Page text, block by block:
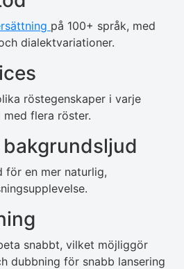
på 100+ språk, med
dialektvariationer.
röstegenskaper i varje
flera röster.
för en mer naturlig,
snabbt, vilket möjliggör
dubbning för snabb lansering